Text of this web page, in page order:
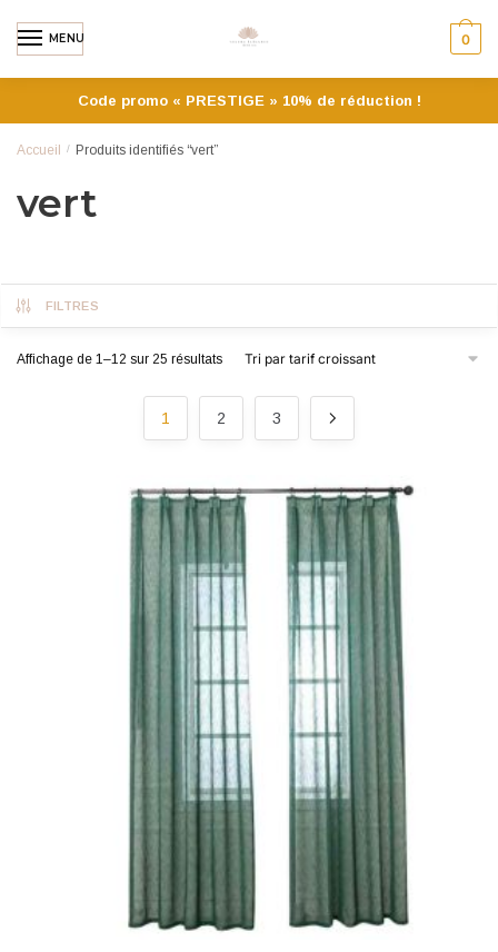
MENU 0
Code promo « PRESTIGE » 10% de réduction !
Accueil / Produits identifiés “vert”
vert
FILTRES
Affichage de 1–12 sur 25 résultats
1 2 3